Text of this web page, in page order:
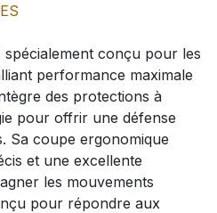
conçu pour les
performance maximale
des protections à
pour offrir une défense
Sa coupe ergonomique
et une excellente
les mouvements
pour répondre aux